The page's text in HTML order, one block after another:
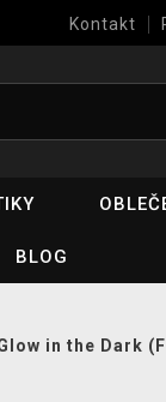
Kontakt
BLOG
in the Dark